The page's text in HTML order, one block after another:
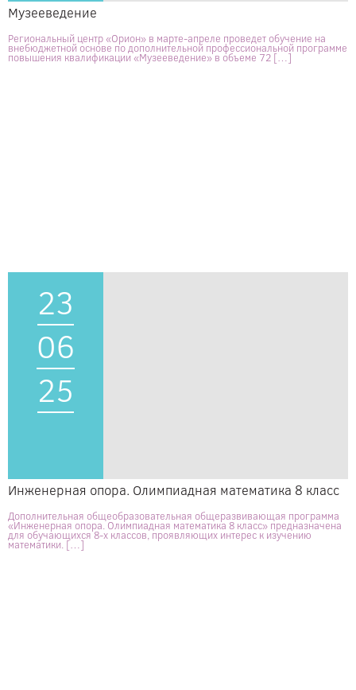
Музееведение
Региональный центр «Орион» в марте-апреле проведет обучение на
внебюджетной основе по дополнительной профессиональной программе
повышения квалификации «Музееведение» в объеме 72 […]
23
06
25
Инженерная опора. Олимпиадная математика 8 класс
Дополнительная общеобразовательная общеразвивающая программа
«Инженерная опора. Олимпиадная математика 8 класс» предназначена
для обучающихся 8-х классов, проявляющих интерес к изучению
математики. […]